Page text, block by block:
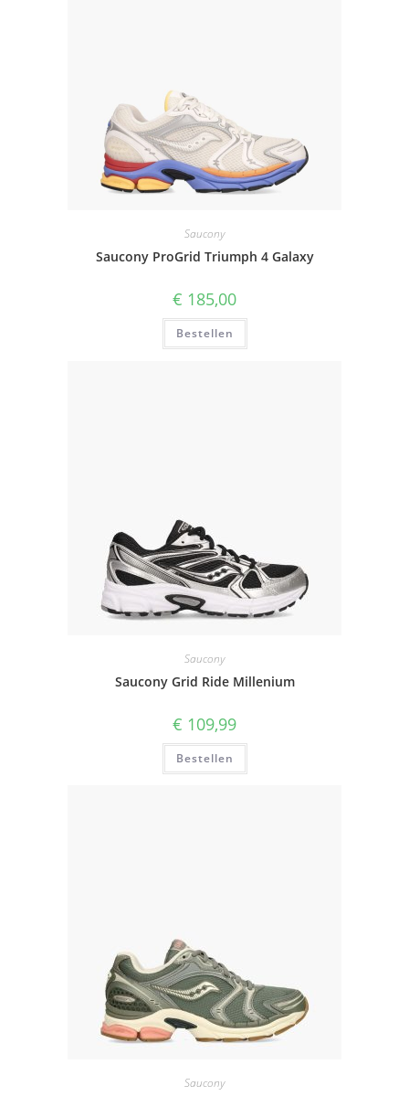
Saucony
Saucony ProGrid Triumph 4 Galaxy
€ 185,00
Bestellen
Saucony
Saucony Grid Ride Millenium
€ 109,99
Bestellen
Saucony